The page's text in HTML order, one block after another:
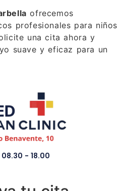
ofrecemos
profesionales para niños
una cita ahora y
suave y eficaz para un
- 18.00